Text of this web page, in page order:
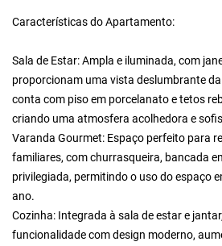
Características do Apartamento:
Sala de Estar: Ampla e iluminada, com
proporcionam uma vista deslumbrante
conta com piso em porcelanato e tetos
criando uma atmosfera acolhedora e
Varanda Gourmet: Espaço perfeito para
familiares, com churrasqueira, bancada
privilegiada, permitindo o uso do espaço
ano.
Cozinha: Integrada à sala de estar e
funcionalidade com design moderno,